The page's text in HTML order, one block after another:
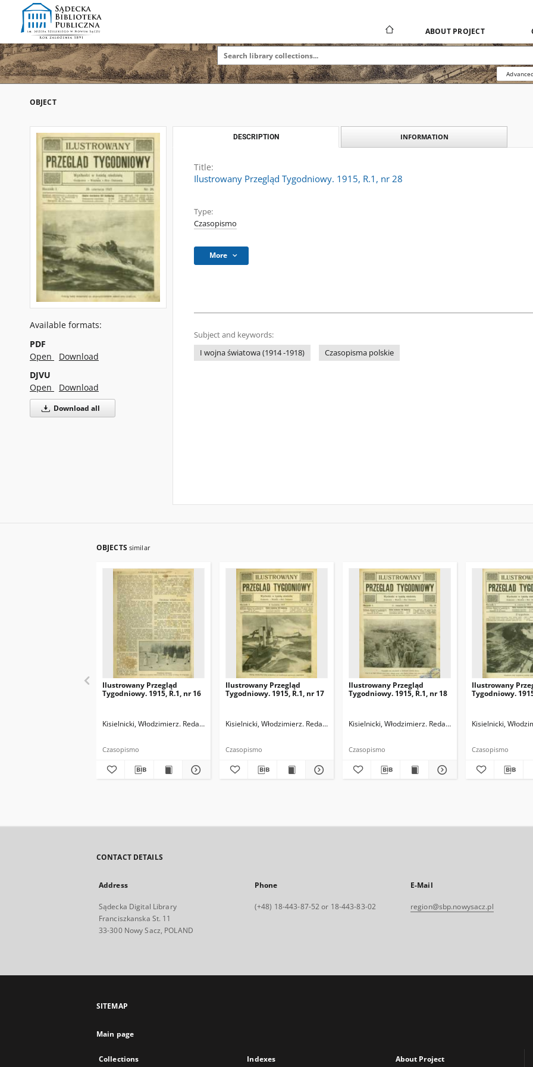
ABOUT PROJECT
OBJECT
Available formats:
PDF
Open
Download
DJVU
Open
Download
Download all
DESCRIPTION INFORMATION
Title:
Ilustrowany Przegląd Tygodniowy. 1915, R.1, nr 28
Type:
Czasopismo
More
Subject and keywords:
I wojna światowa (1914 -1918)
Czasopisma polskie
OBJECTS similar
Ilustrowany Przegląd
Tygodniowy. 1915, R.1, nr 16
Kisielnicki, Włodzimierz. Redaktor naczelny Kozłowski, Karol. Redaktor odpowiedzialny
Czasopismo
Ilustrowany Przegląd
Tygodniowy. 1915, R.1, nr 17
Kisielnicki, Włodzimierz. Redaktor naczelny Kozłowski, Karol. Redaktor odpowiedzialny
Czasopismo
Ilustrowany Przegląd
Tygodniowy. 1915, R.1, nr 18
Kisielnicki, Włodzimierz. Redaktor naczelny Kozłowski,
Czasopismo
Ilustrowany
Tygodniowy.
Kisielnicki,
Czasopismo
CONTACT DETAILS
Address
Sądecka Digital Library
Franciszkanska St. 11
33-300 Nowy Sacz, POLAND
Phone
(+48) 18-443-87-52 or 18-443-83-02
E-Mail
region@sbp.nowysacz.pl
SITEMAP
Main page
Collections Indexes About Project